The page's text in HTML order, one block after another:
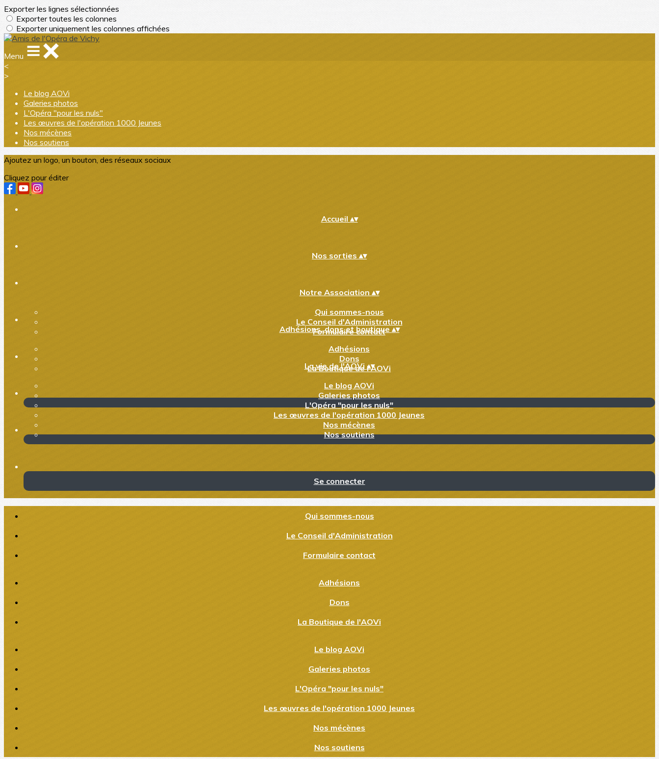
Exporter les lignes sélectionnées
Exporter toutes les colonnes
Exporter uniquement les colonnes affichées
Menu
<
>
Le blog AOVi
Galeries photos
L'Opéra "pour les nuls"
Les œuvres de l'opération 1000 Jeunes
Nos mécènes
Nos soutiens
Ajoutez un logo, un bouton, des réseaux sociaux
Cliquez pour éditer
Accueil ▴▾
Nos sorties ▴▾
Notre Association ▴▾
Qui sommes-nous
Le Conseil d'Administration
Formulaire contact
Adhésions, dons et boutique ▴▾
Adhésions
Dons
La Boutique de l'AOVi
La vie de l'AOVi ▴▾
Le blog AOVi
Galeries photos
L'Opéra "pour les nuls"
Les œuvres de l'opération 1000 Jeunes
Nos mécènes
Nos soutiens
Se connecter
Qui sommes-nous
Le Conseil d'Administration
Formulaire contact
Adhésions
Dons
La Boutique de l'AOVi
Le blog AOVi
Galeries photos
L'Opéra "pour les nuls"
Les œuvres de l'opération 1000 Jeunes
Nos mécènes
Nos soutiens